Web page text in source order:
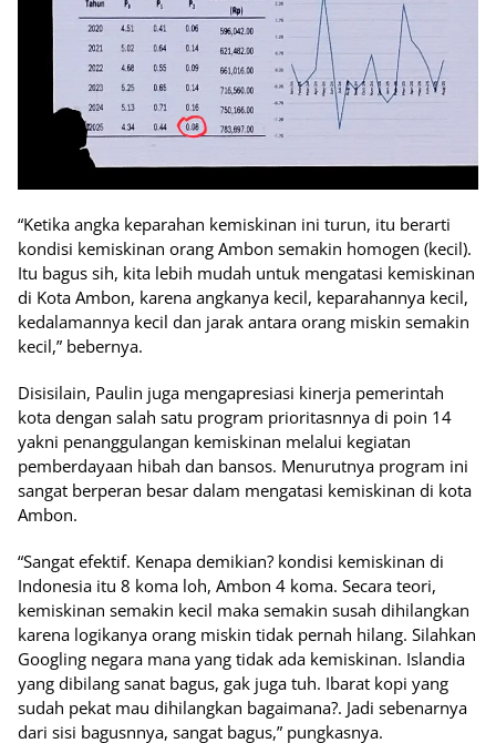
“Ketika angka keparahan kemiskinan ini turun, itu berarti
kondisi kemiskinan orang Ambon semakin homogen (kecil).
Itu bagus sih, kita lebih mudah untuk mengatasi kemiskinan
di Kota Ambon, karena angkanya kecil, keparahannya kecil,
kedalamannya kecil dan jarak antara orang miskin semakin
kecil,” bebernya.
Disisilain, Paulin juga mengapresiasi kinerja pemerintah
kota dengan salah satu program prioritasnnya di poin 14
yakni penanggulangan kemiskinan melalui kegiatan
pemberdayaan hibah dan bansos. Menurutnya program ini
sangat berperan besar dalam mengatasi kemiskinan di kota
Ambon.
“Sangat efektif. Kenapa demikian? kondisi kemiskinan di
Indonesia itu 8 koma loh, Ambon 4 koma. Secara teori,
kemiskinan semakin kecil maka semakin susah dihilangkan
karena logikanya orang miskin tidak pernah hilang. Silahkan
Googling negara mana yang tidak ada kemiskinan. Islandia
yang dibilang sanat bagus, gak juga tuh. Ibarat kopi yang
sudah pekat mau dihilangkan bagaimana?. Jadi sebenarnya
dari sisi bagusnnya, sangat bagus,” pungkasnya.